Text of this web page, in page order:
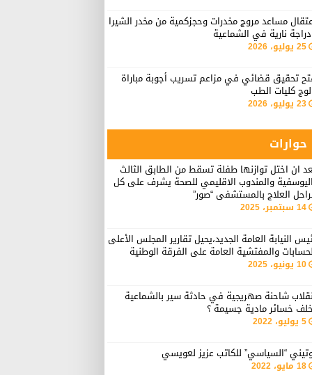
مساعد مروج مخدرات وحجزكمية من مخدر الشيرا
نارية في الشماعية
25 يوليو، 2026
تحقيق قضائي في مزاعم تسريب أجوبة مباراة
كليات الطب
23 يوليو، 2026
حوارات
ان اختل توازنها طفلة تسقط من الطابق الثالث
والمندوب الاقليمي للصحة يشرف على كل
العلاج بالمستشفى “صور”
14 سبتمبر، 2025
النيابة العامة الجديد،يحيل تقارير المجلس الأعلى
والمفتشية العامة على الفرقة الوطنية
10 يونيو، 2025
شاحنة صهريجية في حادثة سير بالشماعية
خسائر مادية جسيمة ؟
5 يوليو، 2022
“السياسي” للكاتب عزيز لعويسي
18 مايو، 2022